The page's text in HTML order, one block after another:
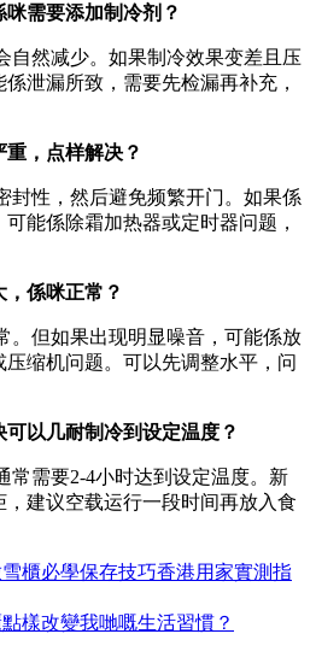
需要添加制冷剂？
自然减少。如果制冷效果变差且压
泄漏所致，需要先检漏再补充，
，点样解决？
封性，然后避免频繁开门。如果係
能係除霜加热器或定时器问题，
係咪正常？
。但如果出现明显噪音，可能係放
缩机问题。可以先调整水平，问
以几耐制冷到设定温度？
常需要2-4小时达到设定温度。新
，建议空载运行一段时间再放入食
雪櫃必學保存技巧香港用家實測指
樣改變我哋嘅生活習慣？